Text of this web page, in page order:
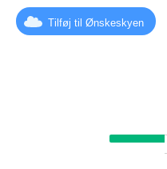
Tilføj til Ønskeskyen